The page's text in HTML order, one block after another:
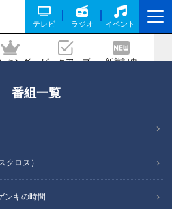
テレビ ラジオ イベント
キング ピックアップ 新着記事
番組一覧
クロス）
ンキの時間
“激安すぎる”スーパ